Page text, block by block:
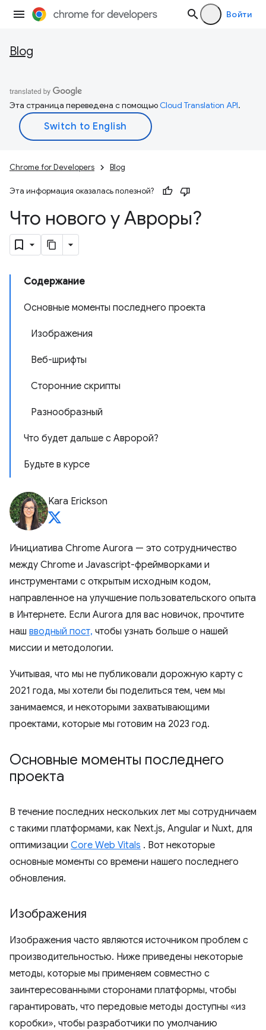
Войти
Blog
Эта страница переведена с помощьюCloud Translation API.
Chrome for Developers Blog
Эта информация оказалась полезной?
Что нового у Авроры?
Содержание
Основные моменты последнего проекта
Изображения
Веб-шрифты
Сторонние скрипты
Разнообразный
Что будет дальше с Авророй?
Будьте в курсе
Kara Erickson
Инициатива Chrome Aurora — это сотрудничество
между Chrome и Javascript-фреймворками и
инструментами с открытым исходным кодом,
направленное на улучшение пользовательского опыта
в Интернете. Если Aurora для вас новичок, прочтите
наш вводный пост, чтобы узнать больше о нашей
миссии и методологии.
Учитывая, что мы не публиковали дорожную карту с
2021 года, мы хотели бы поделиться тем, чем мы
занимаемся, и некоторыми захватывающими
проектами, которые мы готовим на 2023 год.
Основные моменты последнего
проекта
В течение последних нескольких лет мы сотрудничаем
с такими платформами, как Next.js, Angular и Nuxt, для
оптимизации Core Web Vitals . Вот некоторые
основные моменты со времени нашего последнего
обновления.
Изображения
Изображения часто являются источником проблем с
производительностью. Ниже приведены некоторые
методы, которые мы применяем совместно с
заинтересованными сторонами платформы, чтобы
гарантировать, что передовые методы доступны «из
коробки», чтобы разработчики по умолчанию